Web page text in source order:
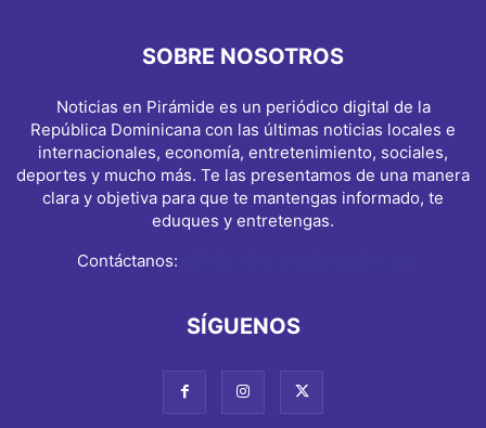
SOBRE NOSOTROS
Noticias en Pirámide es un periódico digital de la
República Dominicana con las últimas noticias locales e
internacionales, economía, entretenimiento, sociales,
deportes y mucho más. Te las presentamos de una manera
clara y objetiva para que te mantengas informado, te
eduques y entretengas.
Contáctanos:
SÍGUENOS